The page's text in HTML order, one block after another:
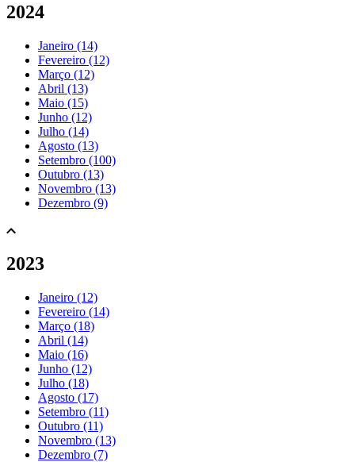
2024
Janeiro (14)
Fevereiro (12)
Março (12)
Abril (13)
Maio (15)
Junho (12)
Julho (14)
Agosto (13)
Setembro (100)
Outubro (13)
Novembro (13)
Dezembro (9)
2023
Janeiro (12)
Fevereiro (14)
Março (18)
Abril (14)
Maio (16)
Junho (12)
Julho (18)
Agosto (17)
Setembro (11)
Outubro (11)
Novembro (13)
Dezembro (7)